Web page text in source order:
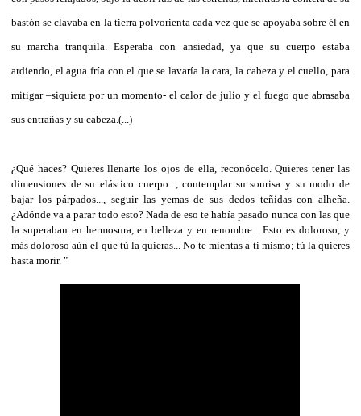
bastón se clavaba en la tierra polvorienta cada vez que se apoyaba sobre él en
su marcha tranquila. Esperaba con ansiedad, ya que su cuerpo estaba
ardiendo, el agua fría con el que se lavaría la cara, la cabeza y el cuello, para
mitigar –siquiera por un momento- el calor de julio y el fuego que abrasaba
sus entrañas y su cabeza. (...)
¿Qué haces? Quieres llenarte los ojos de ella, reconócelo. Quieres tener las
dimensiones de su elástico cuerpo..., contemplar su sonrisa y su modo de
bajar los párpados..., seguir las yemas de sus dedos teñidas con alheña.
¿Adónde va a parar todo esto? Nada de eso te había pasado nunca con las que
la superaban en hermosura, en belleza y en renombre... Esto es doloroso, y
más doloroso aún el que tú la quieras... No te mientas a ti mismo; tú la quieres
hasta morir. "